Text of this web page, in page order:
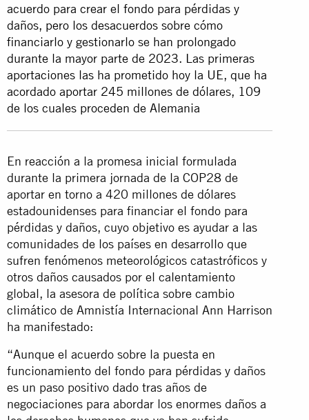
acuerdo para crear el fondo para pérdidas y
daños, pero los desacuerdos sobre cómo
financiarlo y gestionarlo se han prolongado
durante la mayor parte de 2023. Las primeras
aportaciones las ha prometido hoy la UE, que ha
acordado aportar 245 millones de dólares, 109
de los cuales proceden de Alemania
En reacción a la promesa inicial formulada
durante la primera jornada de la COP28 de
aportar en torno a 420 millones de dólares
estadounidenses para financiar el fondo para
pérdidas y daños, cuyo objetivo es ayudar a las
comunidades de los países en desarrollo que
sufren fenómenos meteorológicos catastróficos y
otros daños causados por el calentamiento
global, la asesora de política sobre cambio
climático de Amnistía Internacional Ann Harrison
ha manifestado:
“Aunque el acuerdo sobre la puesta en
funcionamiento del fondo para pérdidas y daños
es un paso positivo dado tras años de
negociaciones para abordar los enormes daños a